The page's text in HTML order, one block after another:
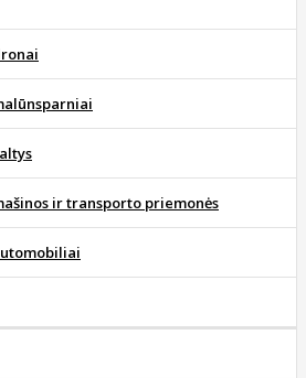
ir transporto priemonės